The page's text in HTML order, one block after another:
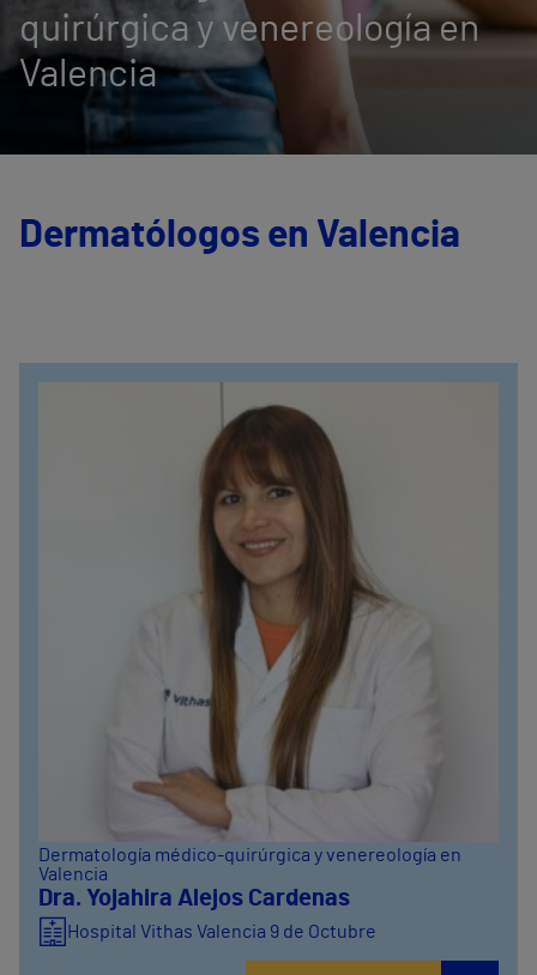
quirúrgica y venereología en
Valencia
Dermatólogos en Valencia
Dermatología médico-quirúrgica y venereología en
Valencia
Dra. Yojahira Alejos Cardenas
Hospital Vithas Valencia 9 de Octubre